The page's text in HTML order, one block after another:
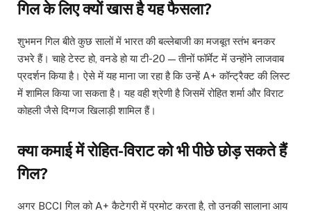
गिल के लिए क्यों खास है यह फैसला?
शुभमन गिल बीते कुछ सालों में भारत की बल्लेबाजी का मजबूत स्तंभ बनकर
उभरे हैं। चाहे टेस्ट हो, वनडे हो या टी-20 — तीनों फॉर्मेट में उन्होंने लाजवाब
प्रदर्शन किया है। ऐसे में यह माना जा रहा है कि उन्हें A+ कॉन्ट्रैक्ट की लिस्ट
में शामिल किया जा सकता है। यह वही श्रेणी है जिसमें रोहित शर्मा और विराट
कोहली जैसे दिग्गज खिलाड़ी शामिल हैं।
क्या कमाई में रोहित-विराट को भी पीछे छोड़ सकते हैं
गिल?
अगर BCCI गिल को A+ कैटेगरी में प्रमोट करता है, तो उनकी सालाना आय